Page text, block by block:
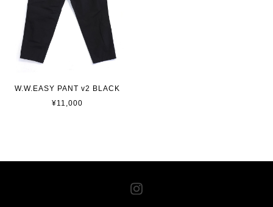
W.W.EASY PANT v2 BLACK
¥11,000